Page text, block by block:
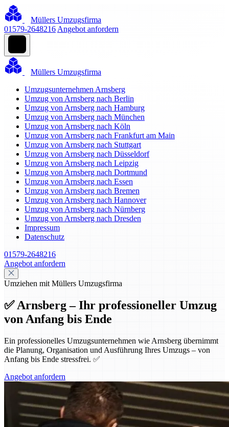
Müllers Umzugsfirma
01579-2648216 Angebot anfordern
Müllers Umzugsfirma
Umzugsunternehmen Arnsberg
Umzug von Arnsberg nach Berlin
Umzug von Arnsberg nach Hamburg
Umzug von Arnsberg nach München
Umzug von Arnsberg nach Köln
Umzug von Arnsberg nach Frankfurt am Main
Umzug von Arnsberg nach Stuttgart
Umzug von Arnsberg nach Düsseldorf
Umzug von Arnsberg nach Leipzig
Umzug von Arnsberg nach Dortmund
Umzug von Arnsberg nach Essen
Umzug von Arnsberg nach Bremen
Umzug von Arnsberg nach Hannover
Umzug von Arnsberg nach Nürnberg
Umzug von Arnsberg nach Dresden
Impressum
Datenschutz
01579-2648216
Angebot anfordern
Umziehen mit Müllers Umzugsfirma
✅ Arnsberg – Ihr professioneller Umzug
von Anfang bis Ende
Ein professionelles Umzugsunternehmen wie Arnsberg übernimmt
die Planung, Organisation und Ausführung Ihres Umzugs – von
Anfang bis Ende stressfrei. ✅
Angebot anfordern